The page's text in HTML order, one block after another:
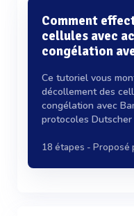
Comment
cellules avec
congélation
Ce tutoriel vous
décollement des
congélation avec
protocoles Dutscher
18 étapes - Proposé